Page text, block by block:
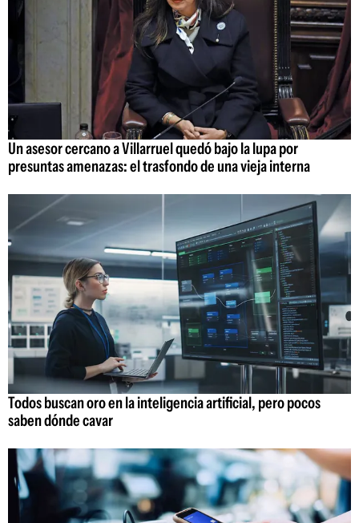
Un asesor cercano a Villarruel quedó bajo la lupa por
presuntas amenazas: el trasfondo de una vieja interna
Todos buscan oro en la inteligencia artificial, pero pocos
saben dónde cavar